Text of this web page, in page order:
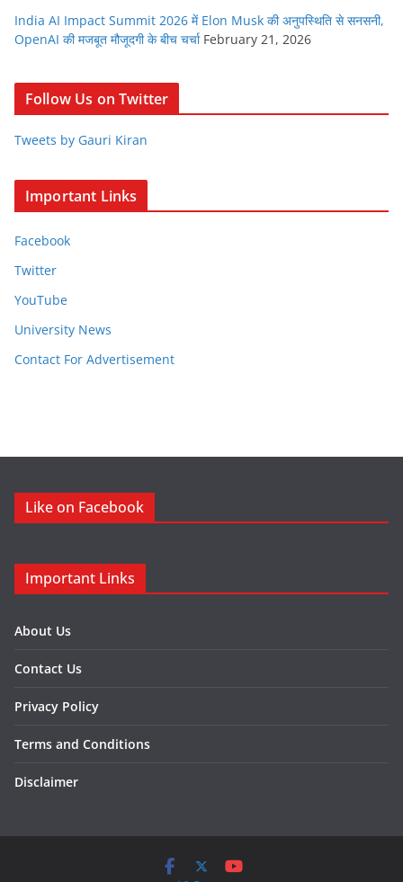
India AI Impact Summit 2026 में Elon Musk की अनुपस्थिति से सनसनी,
OpenAI की मजबूत मौजूदगी के बीच चर्चा February 21, 2026
Follow Us on Twitter
Tweets by Gauri Kiran
Important Links
Facebook
Twitter
YouTube
University News
Contact For Advertisement
Like on Facebook
Important Links
About Us
Contact Us
Privacy Policy
Terms and Conditions
Disclaimer